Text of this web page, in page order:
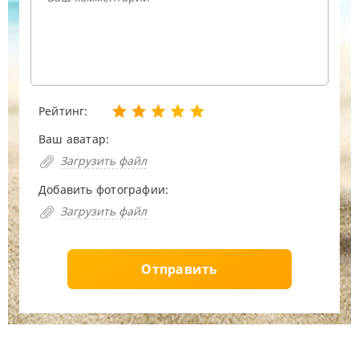
Рейтинг:
Ваш аватар:
Загрузить файл
Добавить фотографии:
Загрузить файл
Отправить